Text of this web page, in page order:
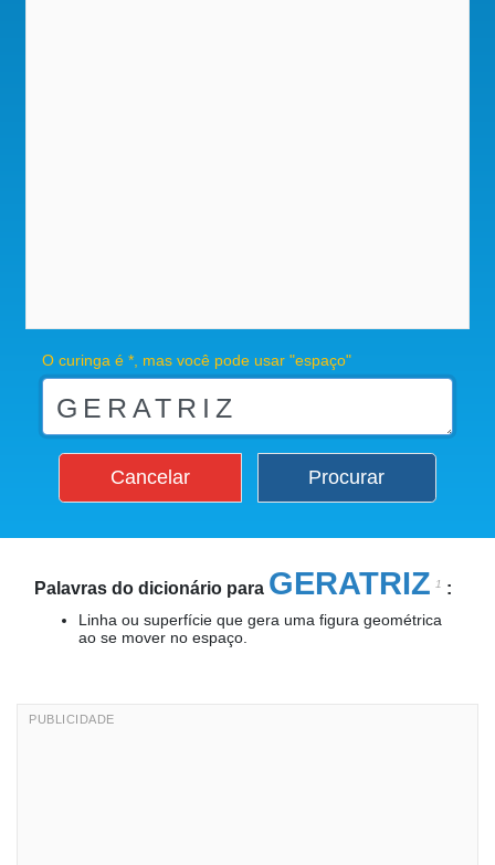
O curinga é *, mas você pode usar "espaço"
Cancelar Procurar
Palavras do dicionário para GERATRIZ 1 :
Linha ou superfície que gera uma figura geométrica
ao se mover no espaço.